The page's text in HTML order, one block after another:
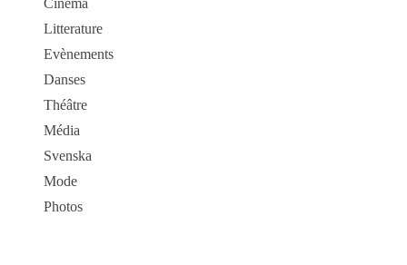
Cinéma
Litterature
Evènements
Danses
Théâtre
Média
Svenska
Mode
Photos